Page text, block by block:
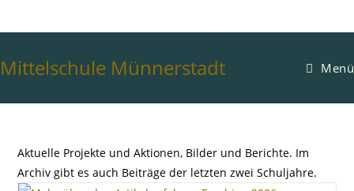
Mittelschule Münnerstadt Menü
Aktuelle Projekte und Aktionen, Bilder und Berichte. Im
Archiv gibt es auch Beiträge der letzten zwei Schuljahre.